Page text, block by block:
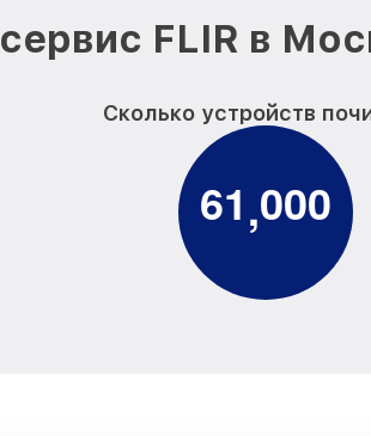
FLIR в
Сколько устройств
61,000